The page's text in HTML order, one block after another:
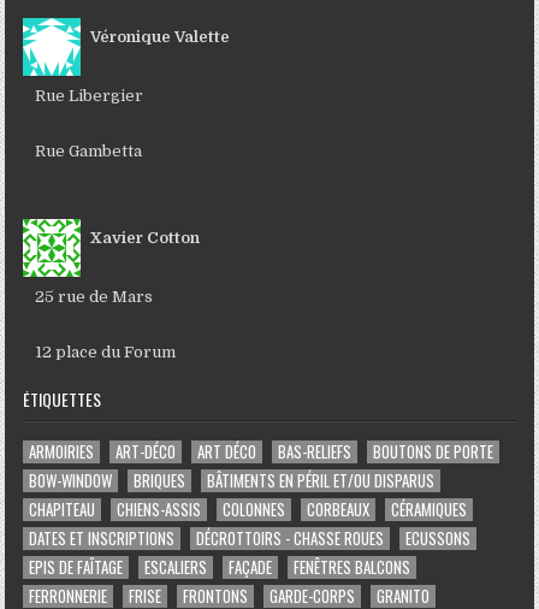
Véronique Valette
Rue Libergier
Rue Gambetta
Xavier Cotton
25 rue de Mars
12 place du Forum
ÉTIQUETTES
ARMOIRIES ART-DÉCO ART DÉCO BAS-RELIEFS
BOUTONS DE PORTE
BOW-WINDOW
BRIQUES
BÂTIMENTS EN PÉRIL ET/OU DISPARUS
CHAPITEAU
CHIENS-ASSIS COLONNES CORBEAUX
CÉRAMIQUES
DATES ET INSCRIPTIONS
DÉCROTTOIRS - CHASSE ROUES
ECUSSONS
EPIS DE FAÎTAGE
ESCALIERS FAÇADE
FENÊTRES BALCONS
FERRONNERIE
FRISE FRONTONS GARDE-CORPS GRANITO